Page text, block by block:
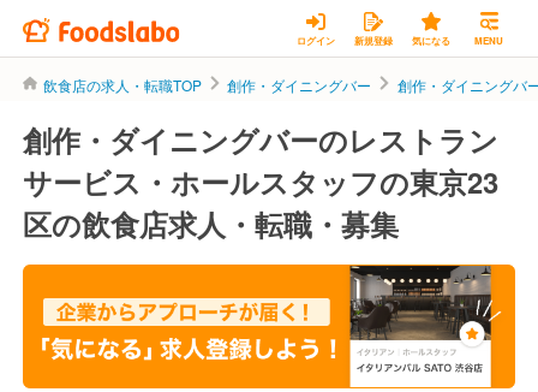
ログイン 新規登録 気になる MENU
飲食店の求人・転職TOP 創作・ダイニングバー 創作・ダイニングバ
創作・ダイニングバーのレストラン
サービス・ホールスタッフの東京23
区の飲食店求人・転職・募集